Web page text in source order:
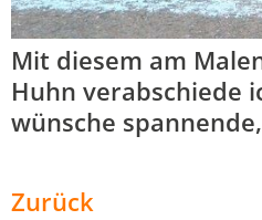
Mit diesem am
Huhn verabschiede
wünsche
Zurück